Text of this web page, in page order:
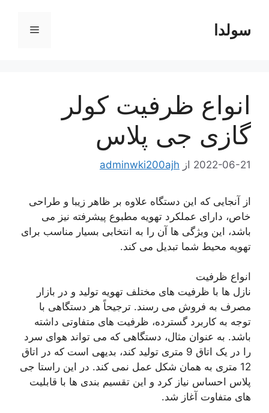
محتواسولدا فهرست
انواع ظرفیت کولر
گازی جی پلاس
2022-06-21 از adminwki200ajh
از آنجایی که این دستگاه علاوه بر ظاهر زیبا و طراحی
خاص، دارای عملکرد تهویه مطبوع پیشرفته نیز می
باشد، این ویژگی ها آن را به انتخابی بسیار مناسب برای
تهویه محیط شما تبدیل می کند.
انواع ظرفیت
نازل ها با ظرفیت های مختلف تهویه تولید و در بازار
مصرف به فروش می رسند. ترجیحاً هر دستگاهی با
توجه به کاربرد گسترده، ظرفیت های متفاوتی داشته
باشد. به عنوان مثال، دستگاهی که می تواند هوای سرد
را در یک اتاق 9 متری تولید کند، بدیهی است که در اتاق
12 متری به همان شکل عمل نمی کند. در این راستا جی
پلاس احساس نیاز کرد و این تقسیم بندی ها با قابلیت
های متفاوت آغاز شد.